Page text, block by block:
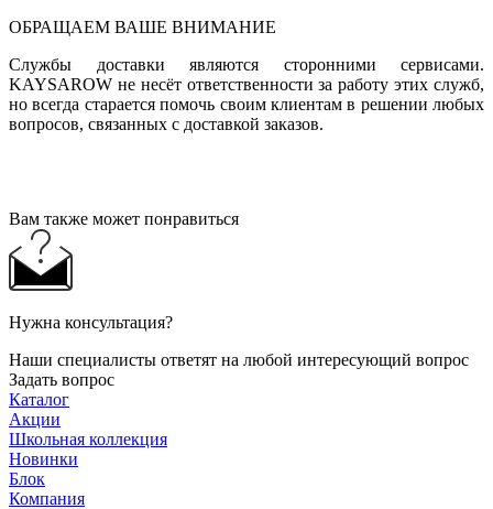
ОБРАЩАЕМ ВАШЕ ВНИМАНИЕ
Службы доставки являются сторонними сервисами.
KAYSAROW не несёт ответственности за работу этих служб,
но всегда старается помочь своим клиентам в решении любых
вопросов, связанных с доставкой заказов.
Вам также может понравиться
Нужна консультация?
Наши специалисты ответят на любой интересующий вопрос
Задать вопрос
Каталог
Акции
Школьная коллекция
Новинки
Блок
Компания